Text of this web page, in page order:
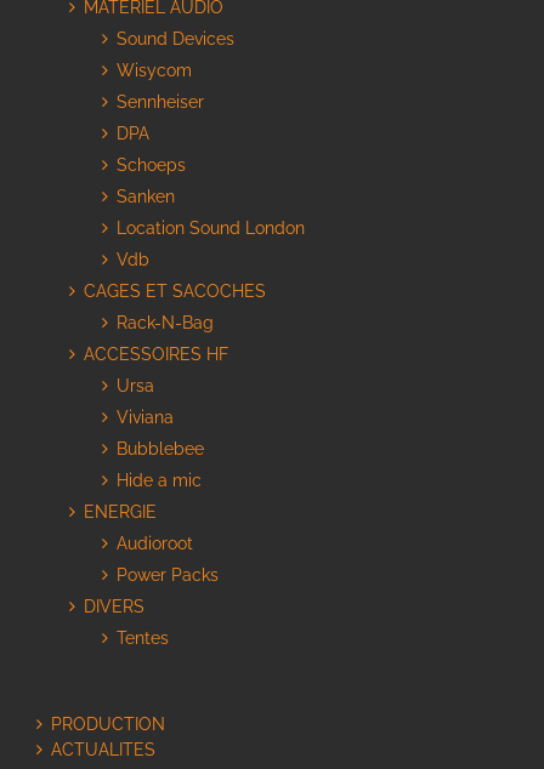
MATERIEL AUDIO
Sound Devices
Wisycom
Sennheiser
DPA
Schoeps
Sanken
Location Sound London
Vdb
CAGES ET SACOCHES
Rack-N-Bag
ACCESSOIRES HF
Ursa
Viviana
Bubblebee
Hide a mic
ENERGIE
Audioroot
Power Packs
DIVERS
Tentes
PRODUCTION
ACTUALITES